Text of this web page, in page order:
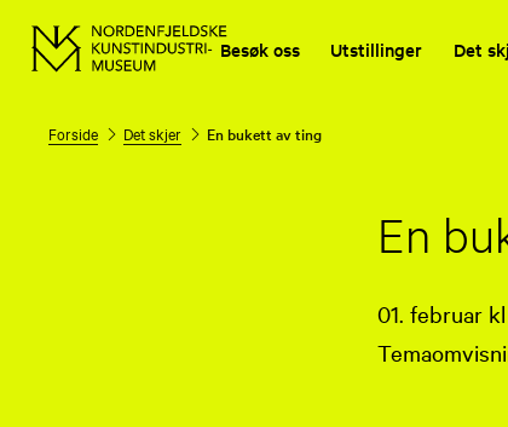
Besøk oss Utstillinger Det
Forside Det skjer En bukett av ting
En
01. februar